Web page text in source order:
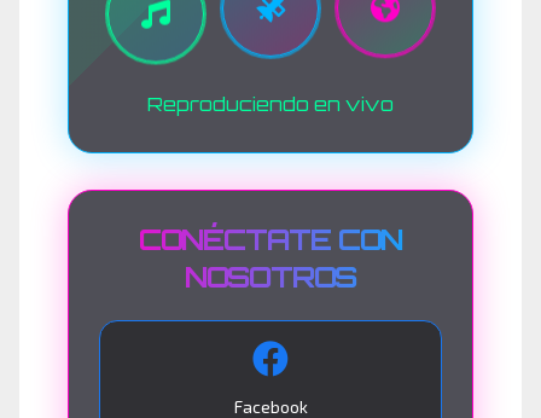
Reproduciendo en vivo
CONÉCTATE CON
NOSOTROS
Facebook